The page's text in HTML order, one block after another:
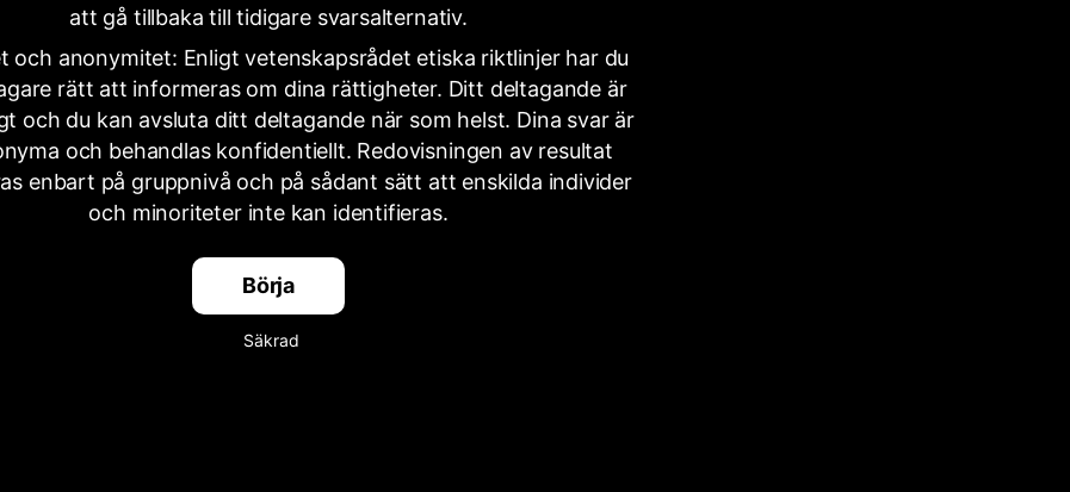
att gå tillbaka till tidigare svarsalternativ.
och anonymitet: Enligt vetenskapsrådet etiska riktlinjer har du
rätt att informeras om dina rättigheter. Ditt deltagande är
och du kan avsluta ditt deltagande när som helst. Dina svar är
och behandlas konfidentiellt. Redovisningen av resultat
enbart på gruppnivå och på sådant sätt att enskilda individer
och minoriteter inte kan identifieras.
Börja
Säkrad